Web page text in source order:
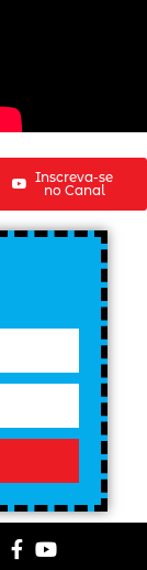
Inscreva-se
no Canal